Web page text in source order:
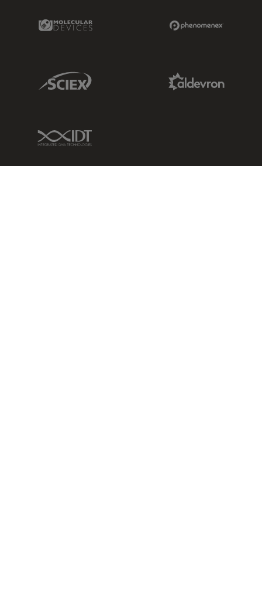
Molecular Devices Link
Sciex Link
IDT Link